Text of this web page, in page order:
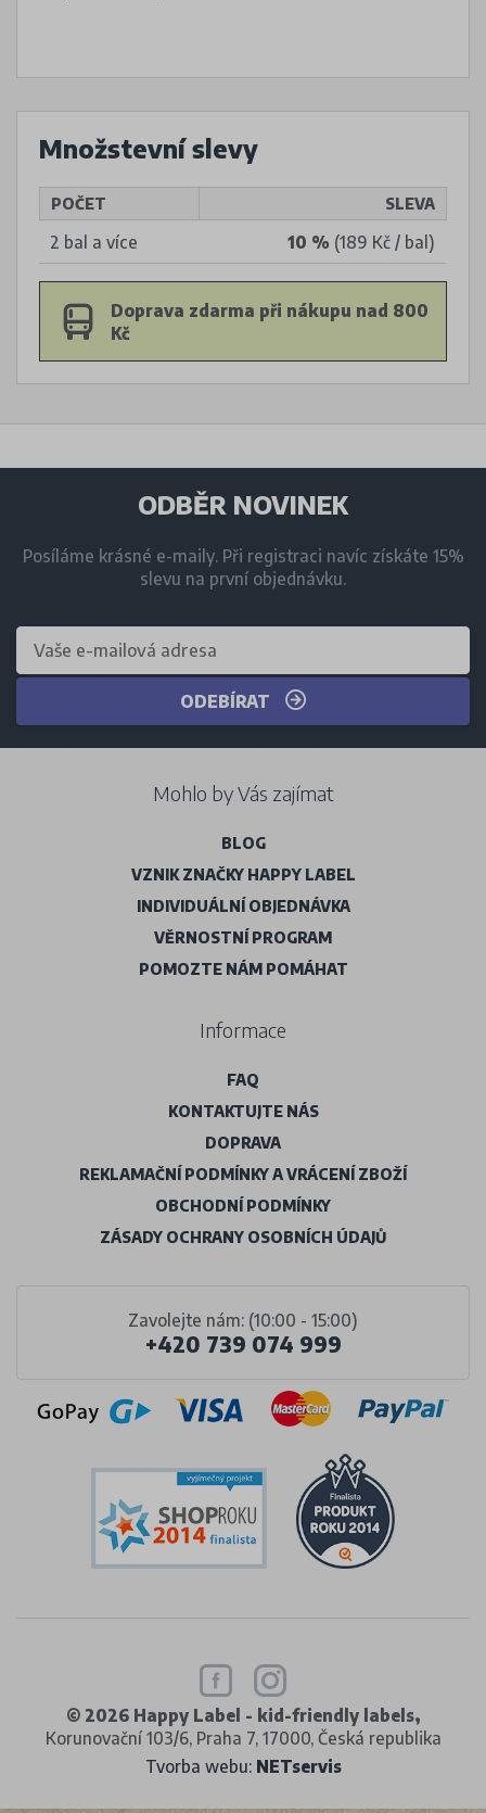
Množstevní slevy
POČET SLEVA
2 bal a více 10 % (189 Kč / bal)
Doprava zdarma při nákupu nad 800
Kč
ODBĚR NOVINEK
Posíláme krásné e-maily. Při registraci navíc získáte 15%
slevu na první objednávku.
ODEBÍRAT
Zavolejte nám: (10:00 - 15:00)
+420 739 074 999
Mohlo by Vás zajímat
BLOG
VZNIK ZNAČKY HAPPY LABEL
INDIVIDUÁLNÍ OBJEDNÁVKA
VĚRNOSTNÍ PROGRAM
POMOZTE NÁM POMÁHAT
Informace
FAQ
KONTAKTUJTE NÁS
DOPRAVA
REKLAMAČNÍ PODMÍNKY A VRÁCENÍ ZBOŽÍ
OBCHODNÍ PODMÍNKY
ZÁSADY OCHRANY OSOBNÍCH ÚDAJŮ
© 2026 Happy Label - kid-friendly labels,
Korunovační 103/6, Praha 7, 17000, Česká republika
Tvorba webu: NETservis